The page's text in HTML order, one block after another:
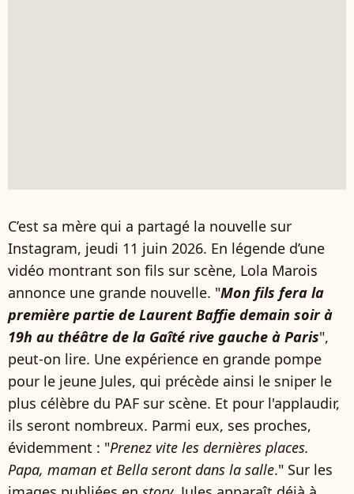
C’est sa mère qui a partagé la nouvelle sur
Instagram, jeudi 11 juin 2026. En légende d’une
vidéo montrant son fils sur scène, Lola Marois
annonce une grande nouvelle. "Mon fils fera la
première partie de Laurent Baffie demain soir à
19h au théâtre de la Gaîté rive gauche à Paris",
peut-on lire. Une expérience en grande pompe
pour le jeune Jules, qui précède ainsi le sniper le
plus célèbre du PAF sur scène. Et pour l'applaudir,
ils seront nombreux. Parmi eux, ses proches,
évidemment : "Prenez vite les dernières places.
Papa, maman et Bella seront dans la salle." Sur les